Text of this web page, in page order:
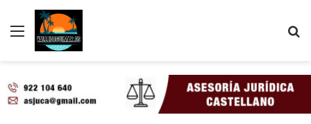
Menú